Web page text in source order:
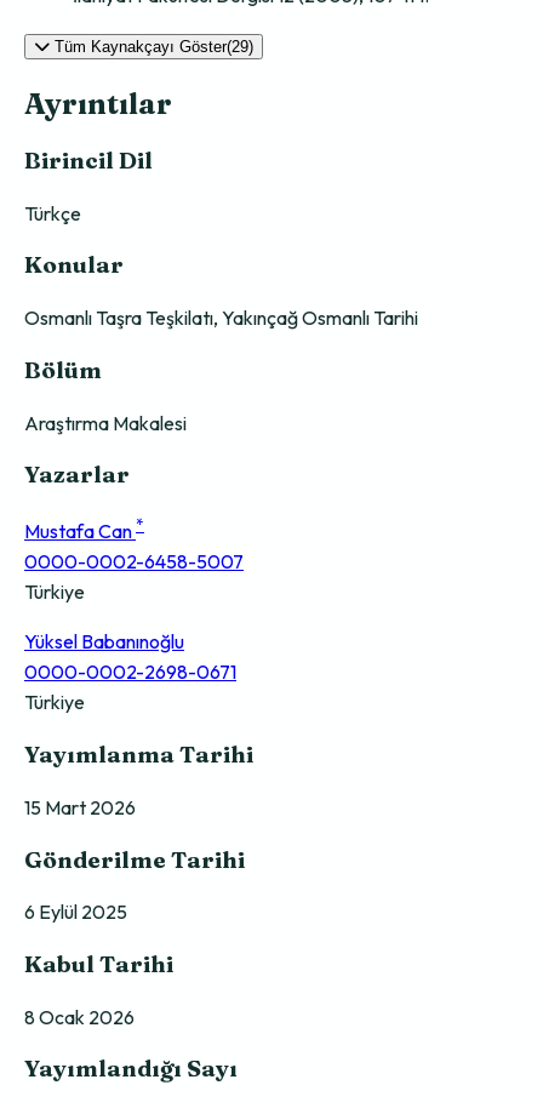
Tüm Kaynakçayı Göster(29)
Ayrıntılar
Birincil Dil
Türkçe
Konular
Osmanlı Taşra Teşkilatı, Yakınçağ Osmanlı Tarihi
Bölüm
Araştırma Makalesi
Yazarlar
Mustafa Can *
0000-0002-6458-5007
Türkiye
Yüksel Babanınoğlu
0000-0002-2698-0671
Türkiye
Yayımlanma Tarihi
15 Mart 2026
Gönderilme Tarihi
6 Eylül 2025
Kabul Tarihi
8 Ocak 2026
Yayımlandığı Sayı